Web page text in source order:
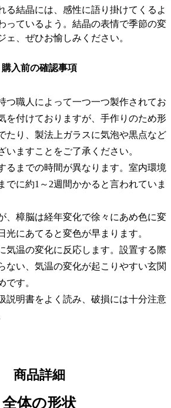
る結晶には、感性に語り掛けてくるよ
っているよう。結晶の表情で季節の変
ェ、ぜひお愉しみください。
購入前の確認事項
つ職人によって一つ一つ製作されてお
を付けておりますが、手作りのため形
たり、製法上ガラスに気泡や黒点など
いますことをご了承ください。
るまでの時間が異なります。室内環境
でに約1～2週間かかると言われていま
、樟脳は経年変化で徐々にあめ色に変
光にあてると変色が早まります。
気温の変化に反応します。設置する際
ない、気温の変化が起こりやすい玄関
です。
説明書をよく読み、破損には十分注意
商品詳細
全体の形状